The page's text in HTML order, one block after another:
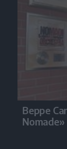
Beppe
Nomade»